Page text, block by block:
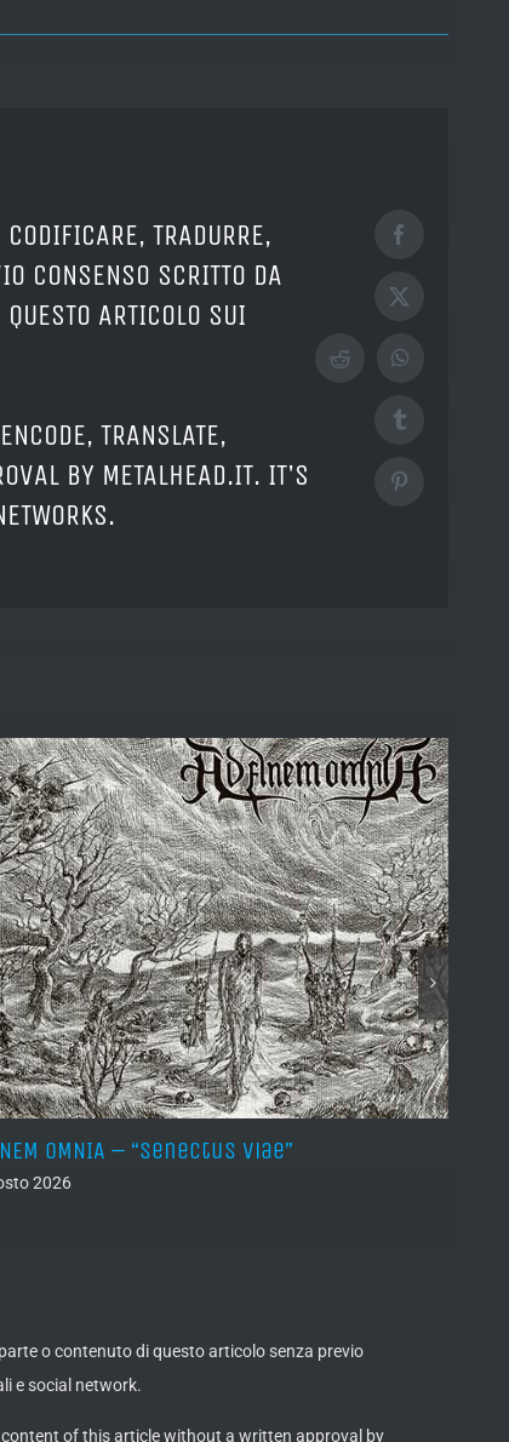
TRADURRE,
CONSENSO SCRITTO DA
ARTICOLO SUI
TRANSLATE,
BY METALHEAD.IT. IT'S
Facebook
X
RedditWhatsApp
Tumblr
Pinterest
OMNIA – “Senectus Viae”
2026
o contenuto di questo articolo senza previo
e social network.
of this article without a written approval by